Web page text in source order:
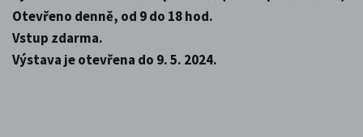
Otevřeno denně, od 9 do 18 hod.
Vstup zdarma.
Výstava je otevřena do 9. 5. 2024.